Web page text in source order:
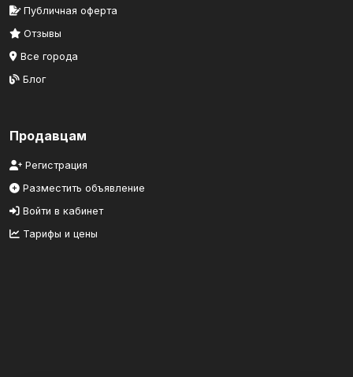
Публичная оферта
Отзывы
Все города
Блог
Продавцам
Регистрация
Разместить объявление
Войти в кабинет
Тарифы и цены